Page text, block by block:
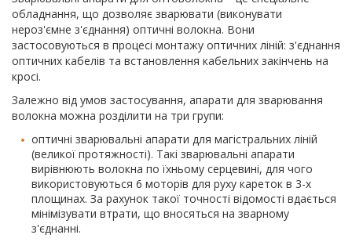
обладнання, що дозволяє зварювати (виконувати
нероз'ємне з'єднання) оптичні волокна. Вони
застосовуються в процесі монтажу оптичних ліній: з'єднання
оптичних кабелів та встановлення кабельних закінчень на
кросі.
Залежно від умов застосування, апарати для зварювання
волокна можна розділити на три групи:
оптичні зварювальні апарати для магістральних ліній
(великої протяжності). Такі зварювальні апарати
вирівнюють волокна по їхньому серцевині, для чого
використовуються 6 моторів для руху кареток в 3-х
площинах. За рахунок такої точності відомості вдається
мінімізувати втрати, що вносяться на зварному
з'єднанні.